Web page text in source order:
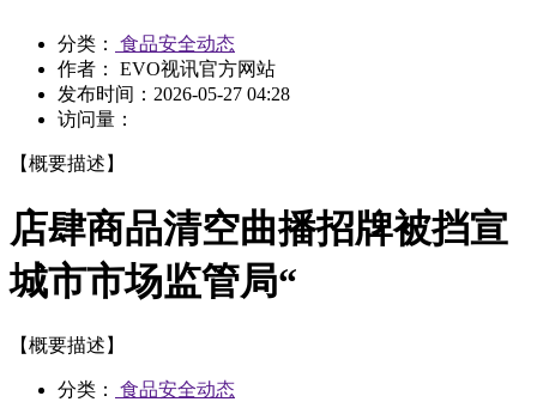
分类：
食品安全动态
作者： EVO视讯官方网站
发布时间： 2026-05-27 04:28
访问量：
【概要描述】
店肆商品清空曲播招牌被挡宣
城市市场监管局“
【概要描述】
分类：
食品安全动态